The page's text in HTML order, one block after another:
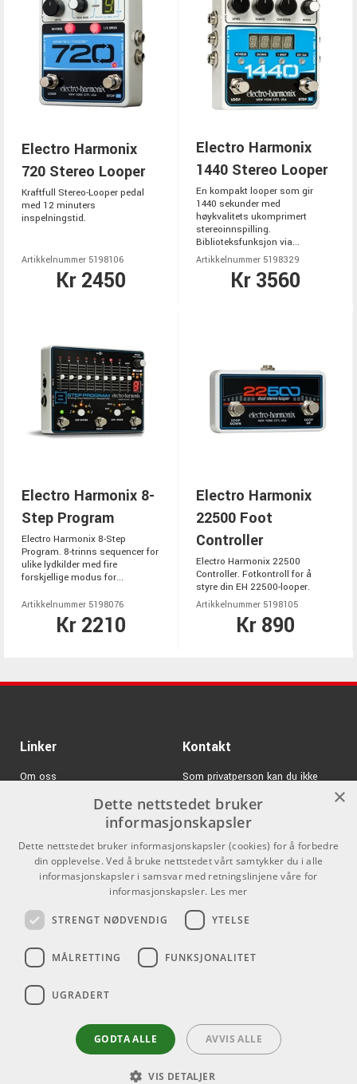
Electro Harmonix
720 Stereo Looper
Kraftfull Stereo-Looper pedal
med 12 minuters
inspelningstid.
Artikkelnummer 5198106
Kr 2450
Electro Harmonix
1440 Stereo Looper
En kompakt looper som gir
1440 sekunder med
høykvalitets ukomprimert
stereoinnspilling.
Biblioteksfunksjon via...
Artikkelnummer 5198329
Kr 3560
Electro Harmonix 8-
Step Program
Electro Harmonix 8-Step
Program. 8-trinns sequencer for
ulike lydkilder med fire
forskjellige modus for...
Artikkelnummer 5198076
Kr 2210
Electro Harmonix
22500 Foot
Controller
Electro Harmonix 22500
Controller. Fotkontroll for å
styre din EH 22500-looper.
Artikkelnummer 5198105
Kr 890
Linker
Om oss
GDPR & Cookies
Kontakt
Som privatperson kan du ikke
kjøpe på denne nettsiden, alt salg
skjer gjennom våre forhandlere.
info@emnordic.no
×
Dette nettstedet bruker
informasjonskapsler
Dette nettstedet bruker informasjonskapsler (cookies) for å forbedre
din opplevelse. Ved å bruke nettstedet vårt samtykker du i alle
informasjonskapsler i samsvar med retningslinjene våre for
informasjonskapsler. Les mer
STRENGT NØDVENDIG YTELSE
MÅLRETTING FUNKSJONALITET
UGRADERT
GODTA ALLE AVVIS ALLE
VIS DETALJER